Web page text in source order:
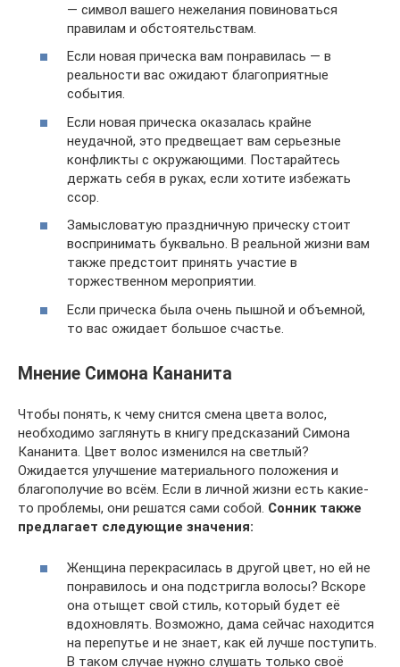
— символ вашего нежелания повиноваться
правилам и обстоятельствам.
Если новая прическа вам понравилась — в
реальности вас ожидают благоприятные
события.
Если новая прическа оказалась крайне
неудачной, это предвещает вам серьезные
конфликты с окружающими. Постарайтесь
держать себя в руках, если хотите избежать
ссор.
Замысловатую праздничную прическу стоит
воспринимать буквально. В реальной жизни вам
также предстоит принять участие в
торжественном мероприятии.
Если прическа была очень пышной и объемной,
то вас ожидает большое счастье.
Мнение Симона Кананита
Чтобы понять, к чему снится смена цвета волос,
необходимо заглянуть в книгу предсказаний Симона
Кананита. Цвет волос изменился на светлый?
Ожидается улучшение материального положения и
благополучие во всём. Если в личной жизни есть какие-
то проблемы, они решатся сами собой. Сонник также
предлагает следующие значения:
Женщина перекрасилась в другой цвет, но ей не
понравилось и она подстригла волосы? Вскоре
она отыщет свой стиль, который будет её
вдохновлять. Возможно, дама сейчас находится
на перепутье и не знает, как ей лучше поступить.
В таком случае нужно слушать только своё